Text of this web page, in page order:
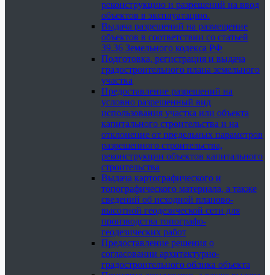
реконструкцию и разрешений на ввод
объектов в эксплуатацию.
Выдача разрешений на размещение
объектов в соответствии со статьей
39.36 Земельного кодекса РФ
Подготовка, регистрация и выдача
градостроительного плана земельного
участка
Предоставление разрешений на
условно разрешенный вид
использования участка или объекта
капитального строительства и на
отклонение от предельных параметров
разрешенного строительства,
реконструкции объектов капитального
строительства
Выдача картографического и
топографического материала, а также
сведений об исходной планово-
высотной геодезической сети для
производства топографо-
геодезических работ
Предоставление решения о
согласовании архитектурно-
градостроительного облика объекта